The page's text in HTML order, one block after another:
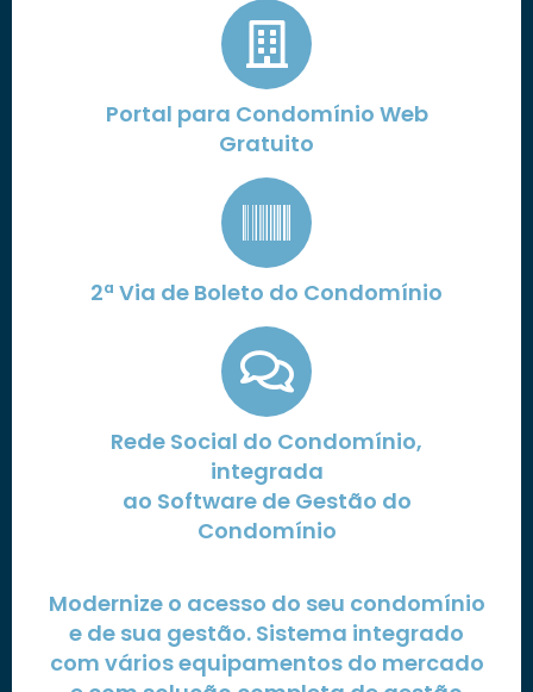
Portal para Condomínio Web
Gratuito
2ª Via de Boleto do Condomínio
Rede Social do Condomínio,
integrada
ao Software de Gestão do
Condomínio
Modernize o acesso do seu condomínio
e de sua gestão. Sistema integrado
com vários equipamentos do mercado